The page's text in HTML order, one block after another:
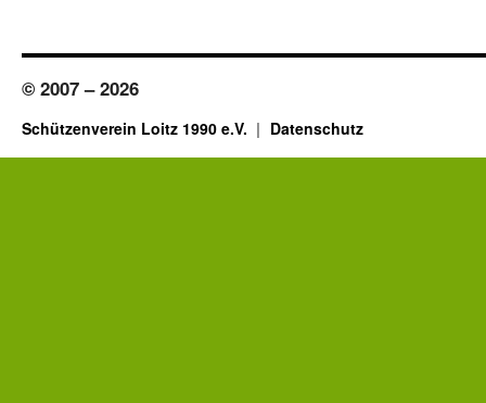
© 2007 – 2026
Schützenverein Loitz 1990 e.V. Datenschutz